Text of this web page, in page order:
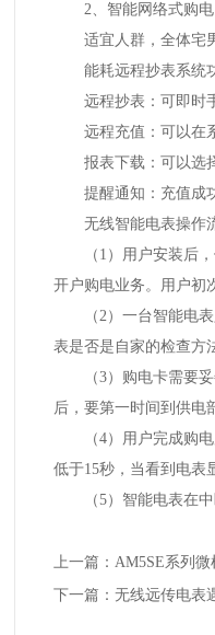
2、智能网络式购电
适宜人群，全体宅男
能耗远程抄表系统
远程抄表：可即时手
远程充值：可以在系
报表下载：可以选择
提醒通知：充值成功
无线智能电表操作
（1）用户安装后，
开户购电业务。用户初
（2）一台智能电表
表是否是自家的检查方
（3）购电卡需要妥
后，要第一时间到供电
（4）用户完成购电
低于15秒，当看到电表
（5）智能电表在中
上一篇： AM5SE系列
下一篇： 无线远传电表